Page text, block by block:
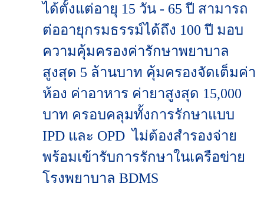
ได้ตั้งแต่อายุ 15 วัน - 65 ปี สามารถ
ต่ออายุกรมธรรม์ได้ถึง 100 ปี มอบ
ความคุ้มครองค่ารักษาพยาบาล
สูงสุด 5 ล้านบาท คุ้มครองจัดเต็มค่า
ห้อง ค่าอาหาร ค่ายาสูงสุด 15,000
บาท ครอบคลุมทั้งการรักษาแบบ
IPD และ OPD ไม่ต้องสำรองจ่าย
พร้อมเข้ารับการรักษาในเครือข่าย
โรงพยาบาล BDMS